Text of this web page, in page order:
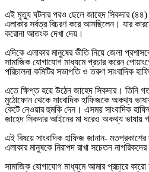
এই মৃত্যু ঘটনার পরও ছেলে জাহেদ সিকদার (৪৪)
এলাকার সর্বত্র বিচরণ করে আসছিলেন। যার
করোনা আতংক দেখা দেয়।
এদিকে এলাকার মানুষের ভীতি নিয়ে জেলা
সামাজিক যোগাযোগ মাধ্যমে প্রচার করেন
পরিচালনা কমিটির সভাপতি ও তরুণ সাংবাদিক
এতে ক্ষিপ্ত হয়ে উঠেন জাহেদ সিকদার। তিনি
মুঠোফোন থেকে সাংবাদিক হাফিজকে অকথ্য
কেটে নেওয়ার হুমকি দেন। এসময় সাংবাদিক
জাহেদ সিকদার আইনের মা ধরেও অকথ্য ভাষায়
এই বিষয়ে সাংবাদিক হাফিজ জানান-
এলাকার মানুষকে নিরাপদ রাখা সচেতন নাগরিকদের
সামাজিক যোগাযোগ মাধ্যমে আমার প্রচারে